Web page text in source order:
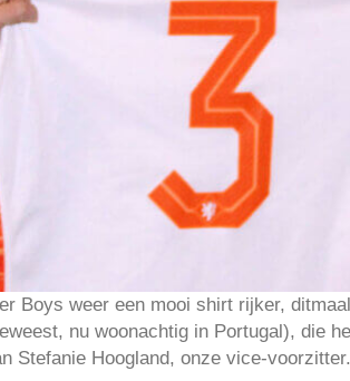
Boys weer een mooi shirt rijker,
nu woonachtig in Portugal), die
Stefanie Hoogland, onze vice-voorzitter.